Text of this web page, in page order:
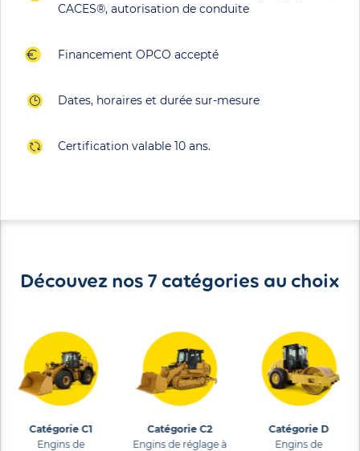
CACES®, autorisation de conduite
Financement OPCO accepté
Dates, horaires et durée sur-mesure
Certification valable 10 ans.
Découvez nos 7 catégories au choix
Catégorie C1
Engins de
Catégorie C2
Engins de réglage à
Catégorie D
Engins de